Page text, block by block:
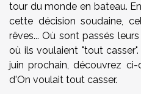
tour du monde en bateau.
cette décision soudaine,
rêves... Où sont passés
où ils voulaient "tout
juin prochain, découvrez
d'On voulait tout casser.